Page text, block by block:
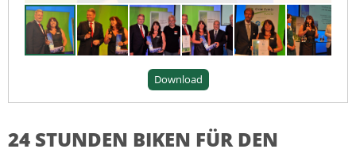
Download
24 STUNDEN BIKEN FÜR DEN